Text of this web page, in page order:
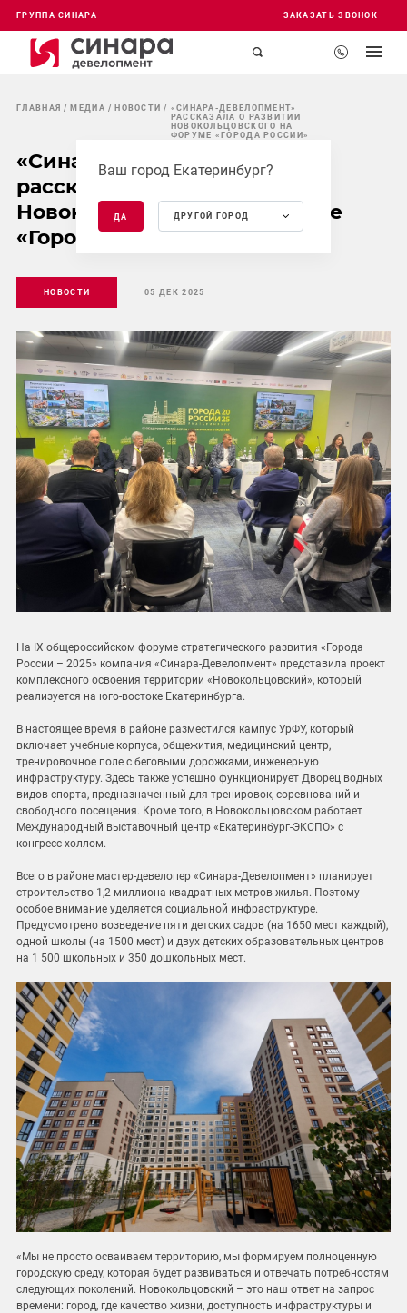
ГРУППА СИНАРА ЗАКАЗАТЬ ЗВОНОК
Ваш город Екатеринбург?
ДА ДРУГОЙ ГОРОД
ГЛАВНАЯ МЕДИА НОВОСТИ
«СИНАРА-ДЕВЕЛОПМЕНТ»
РАССКАЗАЛА О РАЗВИТИИ
НОВОКОЛЬЦОВСКОГО НА
ФОРУМЕ «ГОРОДА РОССИИ»
«Синара-Девелопмент»
рассказала о развитии
Новокольцовского на форуме
«Города России»
НОВОСТИ 05 ДЕК 2025
На IX общероссийском форуме стратегического развития «Города
России – 2025» компания «Синара-Девелопмент» представила проект
комплексного освоения территории «Новокольцовский», который
реализуется на юго-востоке Екатеринбурга.
В настоящее время в районе разместился кампус УрФУ, который
включает учебные корпуса, общежития, медицинский центр,
тренировочное поле с беговыми дорожками, инженерную
инфраструктуру. Здесь также успешно функционирует Дворец водных
видов спорта, предназначенный для тренировок, соревнований и
свободного посещения. Кроме того, в Новокольцовском работает
Международный выставочный центр «Екатеринбург-ЭКСПО» с
конгресс-холлом.
Всего в районе мастер-девелопер «Синара-Девелопмент» планирует
строительство 1,2 миллиона квадратных метров жилья. Поэтому
особое внимание уделяется социальной инфраструктуре.
Предусмотрено возведение пяти детских садов (на 1650 мест каждый),
одной школы (на 1500 мест) и двух детских образовательных центров
на 1 500 школьных и 350 дошкольных мест.
«Мы не просто осваиваем территорию, мы формируем полноценную
городскую среду, которая будет развиваться и отвечать потребностям
следующих поколений. Новокольцовский – это наш ответ на запрос
времени: город, где качество жизни, доступность инфраструктуры и